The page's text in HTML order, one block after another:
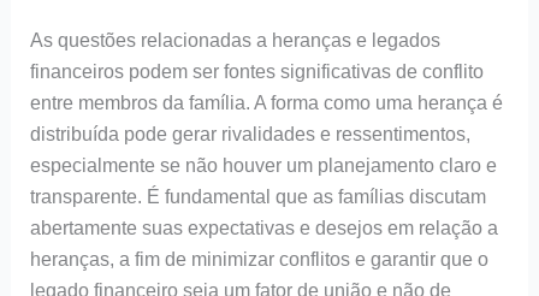
As questões relacionadas a heranças e legados
financeiros podem ser fontes significativas de conflito
entre membros da família. A forma como uma herança é
distribuída pode gerar rivalidades e ressentimentos,
especialmente se não houver um planejamento claro e
transparente. É fundamental que as famílias discutam
abertamente suas expectativas e desejos em relação a
heranças, a fim de minimizar conflitos e garantir que o
legado financeiro seja um fator de união e não de